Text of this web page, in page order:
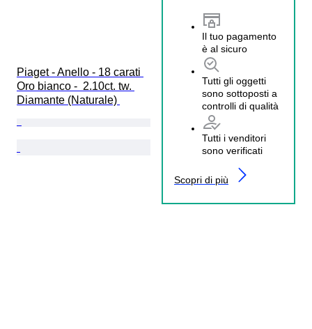
Il tuo pagamento
è al sicuro
Tutti gli oggetti
sono sottoposti a
controlli di qualità
Tutti i venditori
sono verificati
Scopri di più
Piaget - Anello - 18 carati
Oro bianco -  2.10ct. tw.
Diamante (Naturale)